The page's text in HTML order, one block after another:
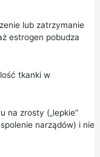
lub zatrzymanie
estrogen pobudza
tkanki w
na zrosty („lepkie”
narządów) i nie